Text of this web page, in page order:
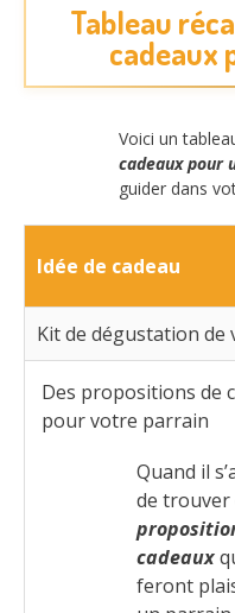
Tableau
cadeaux
Voici un
cadeaux pour
guider dans
Idée de cadeau
Kit de dégustation de
Des propositions de
pour votre parrain
Quand il
de trouver
cadeaux
feront